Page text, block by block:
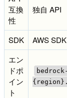
互換
性
独自 API
SDK AWS SDK
エン
ドポ
イン
ト